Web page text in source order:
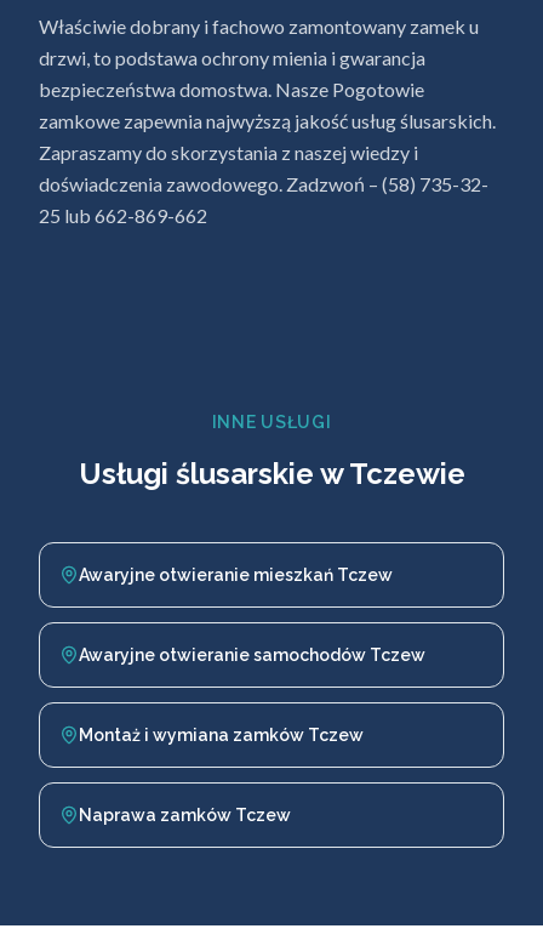
Właściwie dobrany i fachowo zamontowany zamek u
drzwi, to podstawa ochrony mienia i gwarancja
bezpieczeństwa domostwa. Nasze Pogotowie
zamkowe zapewnia najwyższą jakość usług ślusarskich.
Zapraszamy do skorzystania z naszej wiedzy i
doświadczenia zawodowego. Zadzwoń – (58) 735-32-
25 lub 662-869-662
INNE USŁUGI
Usługi ślusarskie w Tczewie
Awaryjne otwieranie mieszkań Tczew
Awaryjne otwieranie samochodów Tczew
Montaż i wymiana zamków Tczew
Naprawa zamków Tczew